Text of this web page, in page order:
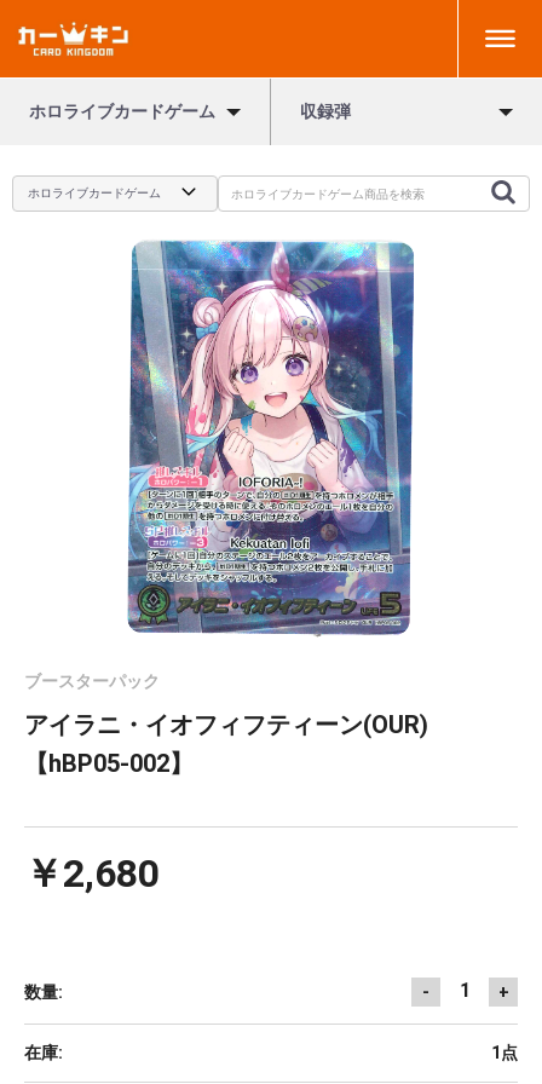
ホロライブカードゲーム 収録弾
ブースターパック
アイラニ・イオフィフティーン(OUR)
【hBP05-002】
￥2,680
数量: - 1 +
在庫: 1点